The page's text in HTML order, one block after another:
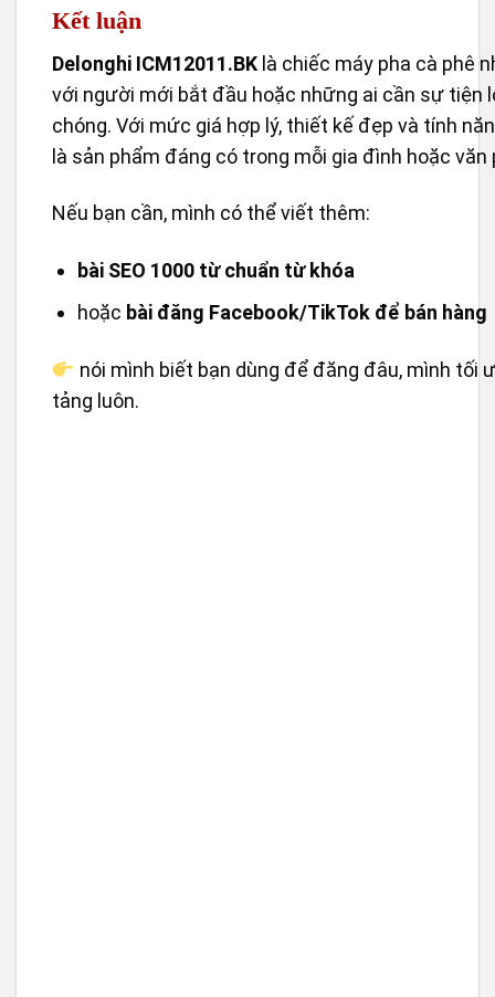
Kết luận
Delonghi ICM12011.BK là chiếc máy pha cà phê
với người mới bắt đầu hoặc những ai cần sự tiện
chóng. Với mức giá hợp lý, thiết kế đẹp và tính
là sản phẩm đáng có trong mỗi gia đình hoặc văn
Nếu bạn cần, mình có thể viết thêm:
bài SEO 1000 từ chuẩn từ khóa
hoặc bài đăng Facebook/TikTok để bán hàng
nói mình biết bạn dùng để đăng đâu, mình tối
tảng luôn.